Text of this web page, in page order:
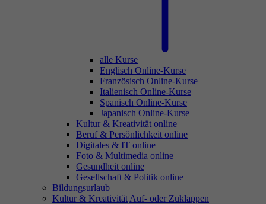
alle Kurse
Englisch Online-Kurse
Französisch Online-Kurse
Italienisch Online-Kurse
Spanisch Online-Kurse
Japanisch Online-Kurse
Kultur & Kreativität online
Beruf & Persönlichkeit online
Digitales & IT online
Foto & Multimedia online
Gesundheit online
Gesellschaft & Politik online
Bildungsurlaub
Kultur & Kreativität Auf- oder Zuklappen